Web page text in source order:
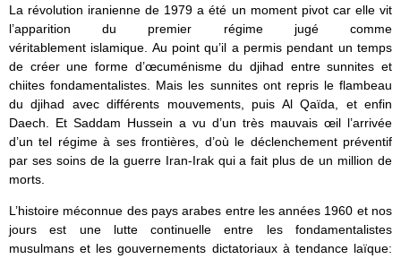
La révolution iranienne de 1979 a été un moment pivot car elle vit
l’apparition du premier régime jugé comme
véritablement islamique. Au point qu’il a permis pendant un temps
de créer une forme d’œcuménisme du djihad entre sunnites et
chiites fondamentalistes. Mais les sunnites ont repris le flambeau
du djihad avec différents mouvements, puis Al Qaïda, et enfin
Daech. Et Saddam Hussein a vu d’un très mauvais œil l’arrivée
d’un tel régime à ses frontières, d’où le déclenchement préventif
par ses soins de la guerre Iran-Irak qui a fait plus de un million de
morts.
L’histoire méconnue des pays arabes entre les années 1960 et nos
jours est une lutte continuelle entre les fondamentalistes
musulmans et les gouvernements dictatoriaux à tendance laïque: